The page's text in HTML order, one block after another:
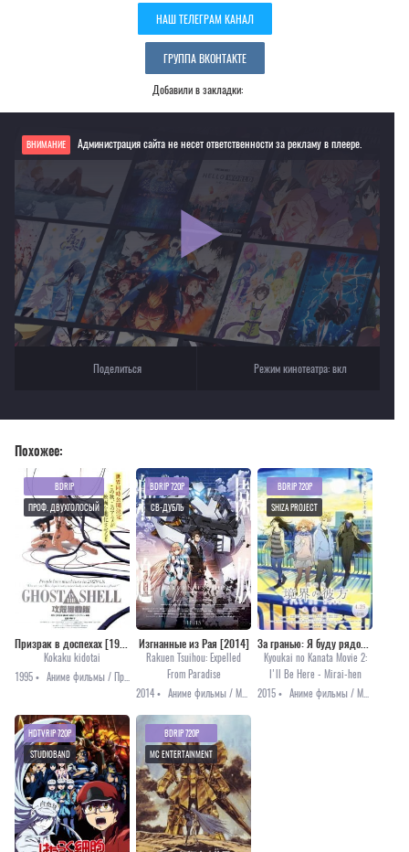
НАШ ТЕЛЕГРАМ КАНАЛ
ГРУППА ВКОНТАКТЕ
Добавили в закладки:
ВНИМАНИЕ Администрация сайта не несет ответственности за рекламу в плеере.
Если видео не работает, обновите страницу или выберите другой плеер!
Для просмотра некоторых аниме необходимо установить VPN
Текущее воспроизведение：Призрак в доспехах 2: Невинность [2004]
Поделиться Режим кинотеатра:вкл
Похожее:
Kokaku kidotai
1995 •
BDRIP
ПРОФ. ДВУХГОЛОСЫЙ
Изгнанные из Рая [2014]
Rakuen Tsuihou: Expelled
From Paradise
2014 •
BDRIP 720P
СВ-ДУБЛЬ
Kyoukai no Kanata Movie 2:
I'll Be Here - Mirai-hen
2015 •
BDRIP 720P
SHIZA PROJECT
HDTVRIP 720P
STUDIOBAND
BDRIP 720P
MC ENTERTAINMENT